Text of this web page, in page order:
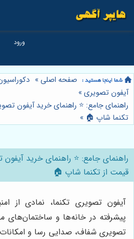
صفحه اصلی »
آیفون تصویری»
راهنمای جامع: ⭐️ راهنمای خرید آیفون
تکنما شاپ 🏠 »
راهنمای جامع: ⭐️ راهنمای خرید آیفون
قیمت از تکنما شاپ 🏠
آیفون تصویری تکنما، نمادی از
پیشرفته در خانه‌ها و ساختمان‌های
تصویری شفاف، صدایی رسا و